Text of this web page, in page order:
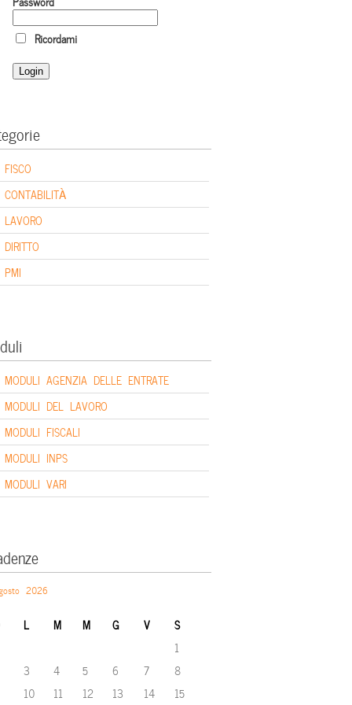
Ricordami
FISCO
CONTABILITÀ
LAVORO
DIRITTO
PMI
MODULI AGENZIA DELLE ENTRATE
MODULI DEL LAVORO
MODULI FISCALI
MODULI INPS
MODULI VARI
2026
L M M G V S
1
3 4 5 6 7
8
10 11 12 13 14
15